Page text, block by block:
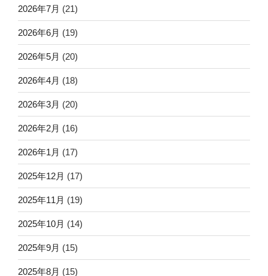
2026年7月 (21)
2026年6月 (19)
2026年5月 (20)
2026年4月 (18)
2026年3月 (20)
2026年2月 (16)
2026年1月 (17)
2025年12月 (17)
2025年11月 (19)
2025年10月 (14)
2025年9月 (15)
2025年8月 (15)